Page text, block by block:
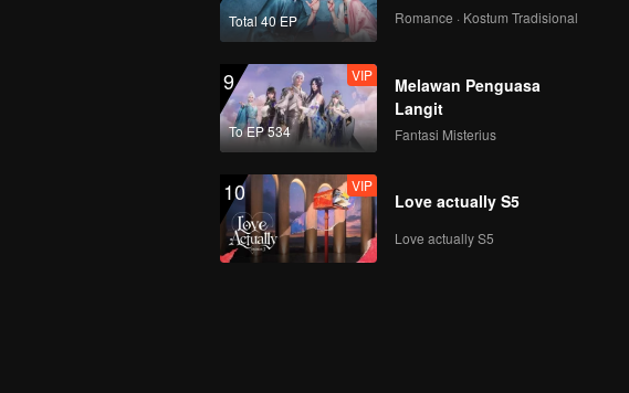
Total 40 EP Romance · Kostum Tradisional
9
To EP 534
VIP
Melawan Penguasa
Langit
Fantasi Misterius
10 VIP
Love actually S5
Love actually S5